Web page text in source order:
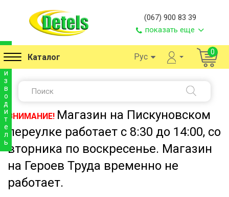
(067) 900 83 39
показать еще
Каталог Рус 0
ВНИМАНИЕ! Магазин на Пискуновском
переулке работает с 8:30 до 14:00, со
вторника по воскресенье. Магазин
на Героев Труда временно не
работает.
р
и
з
в
о
д
и
т
е
л
ь